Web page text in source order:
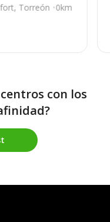
recientemente
Torreón 0km
con los